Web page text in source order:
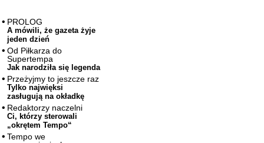
PROLOG
A mówili, że gazeta żyje
jeden dzień
Od Piłkarza do
Supertempa
Jak narodziła się legenda
Przeżyjmy to jeszcze raz
Tylko najwięksi
zasługują na okładkę
Redaktorzy naczelni
Ci, którzy sterowali
„okrętem Tempo“
Tempo we